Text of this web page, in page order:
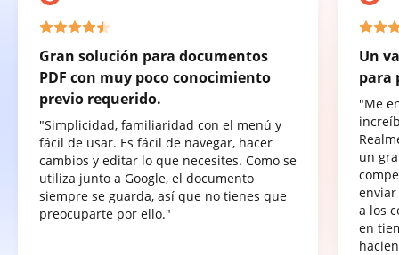
Gran solución para documentos
PDF con muy poco conocimiento
previo requerido.
"Simplicidad, familiaridad con el menú y
fácil de usar. Es fácil de navegar, hacer
cambios y editar lo que necesites. Como se
utiliza junto a Google, el documento
siempre se guarda, así que no tienes que
preocuparte por ello."
Un
para
"Me
un
a los
en